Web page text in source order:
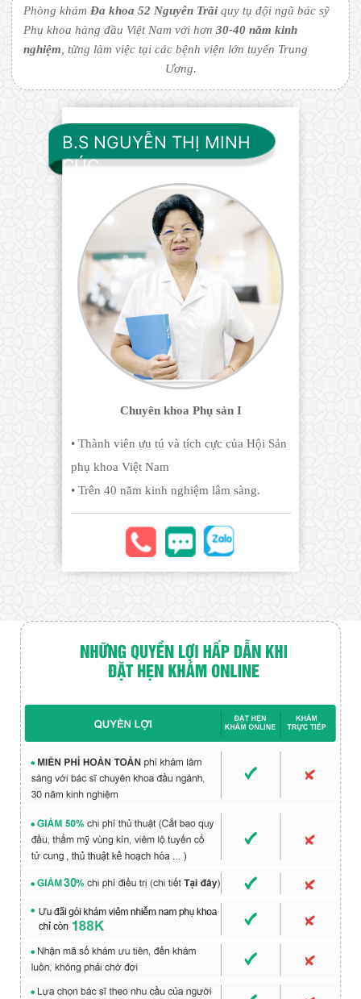
Phòng khámĐa khoa 52 Nguyễn Trãi quy tụ đội ngũ bác sỹ
Phụ khoa hàng đầu Việt Nam với hơn30-40 năm kinh
nghiệm , từng làm việc tại các bệnh viện lớn tuyến Trung
Ương.
B.S NGUYỄN THỊ MINH
CÚC
Chuyên khoa Phụ sản I
• Thành viên ưu tú và tích cực của Hội Sản
phụ khoa Việt Nam
• Trên 40 năm kinh nghiệm lâm sàng.